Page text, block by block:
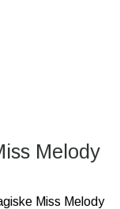
Melody
Miss Melody